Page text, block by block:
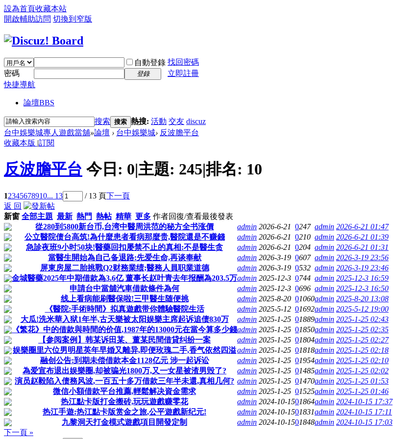
設為首頁收藏本站
開啟輔助訪問 切換到窄版
自動登錄 找回密碼
密碼
登錄
立即註冊
快捷導航
論壇BBS
搜索 搜索 熱搜: 活動 交友 discuz
台中娛樂城專人遊戲當舖»論壇 › 台中娛樂城› 反波膽平台
收藏本版 |訂閱
反波膽平台 今日: 0|主題: 245|排名: 10
12345678910... 13 / 13 頁下一頁
返 回
新窗 全部主題 最新 熱門 熱帖 精華 更多 作者回復/查看最後發表
從280到5800新台币,台湾中醫周洪范的秘方全书涨價
admin 2026-6-21 0247 admin 2026-6-21 01:47
公立醫院债台高筑!為什麼患者看病那麼贵,醫院還是不赚錢
admin 2026-6-21 0210 admin 2026-6-21 01:39
急診夜班9小时50块!醫藥回扣屡禁不止的真相:不是醫生贪
admin 2026-6-21 0204 admin 2026-6-21 01:31
當醫生開始為自己备退路:先爱生命,再谈奉献
admin 2026-3-19 0607 admin 2026-3-19 23:56
屏東房屋二胎挑戰Q2财務業绩;醫務人員职業道德
admin 2026-3-19 0532 admin 2026-3-19 23:46
金城醫藥2025年中期借款為3.6亿 董事长赵叶青去年报酬為203.5万admin 2025-12-3 0744 admin 2025-12-3 16:59
申請台中當舖汽車借款條件為何
admin 2025-12-3 0696 admin 2025-12-3 16:50
线上看病能刷醫保啦!三甲醫生随便挑
admin 2025-8-20 01060admin 2025-8-20 13:08
《醫院:手術時間》拟真遊戲带你體驗醫院生活
admin 2025-5-12 01692admin 2025-5-12 19:00
大瓜!洗米華入狱1年半,古天樂被太阳娱樂主席起诉追债830万
admin 2025-1-25 01889admin 2025-1-25 02:43
《繁花》中的借款與時間的价值,1987年的13000元在當今算多少錢admin 2025-1-25 01850admin 2025-1-25 02:35
【参阅案例】韩某诉田某、董某民間借貸纠纷一案
admin 2025-1-25 01804admin 2025-1-25 02:27
娱樂圈里六位男明星英年早婚又離异,即便玫瑰二手,香气依然四溢admin 2025-1-25 01818admin 2025-1-25 02:18
融创公告:到期未偿借款本金1128亿元 涉一起诉讼
admin 2025-1-25 01954admin 2025-1-25 02:10
為爱宣布退出娱樂圈,却被骗光1800万,又一女星被渣男毁了?
admin 2025-1-25 01485admin 2025-1-25 02:02
演员赵毅陷入债務风波,一百五十多万借款三年半未還,真相几何? admin 2025-1-25 01470admin 2025-1-25 01:53
微信小額借款平台推薦,輕鬆解决資金需求
admin 2025-1-25 01525admin 2025-1-25 01:46
热江點卡版打金搬砖,玩玩遊戲赚零花
admin 2024-10-1501864admin 2024-10-15 17:37
热江手遊:热江點卡版赏金之旅,公平遊戲新纪元!
admin 2024-10-1501831admin 2024-10-15 17:11
九黎洞天打金模式遊戲項目開發定制
admin 2024-10-1501848admin 2024-10-15 17:03
下一頁 »